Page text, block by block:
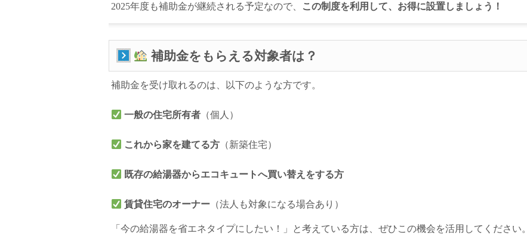
2025年度も補助金が継続される予定なので、 この制度を利用して、お得に設置しましょう！
補助金をもらえる対象者は？
補助金を受け取れるのは、以下のような方です。
一般の住宅所有者 （個人）
これから家を建てる方 （新築住宅）
既存の給湯器からエコキュートへ買い替えをする方
賃貸住宅のオーナー （法人も対象になる場合あり）
「今の給湯器を省エネタイプにしたい！」と考えている方は、ぜひこの機会を活用してください。